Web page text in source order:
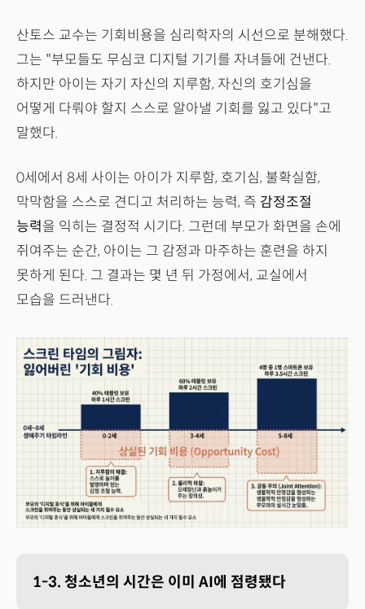
산토스 교수는 기회비용을 심리학자의 시선으로 분해했다.
그는 "부모들도 무심코 디지털 기기를 자녀들에 건낸다.
하지만 아이는 자기 자신의 지루함, 자신의 호기심을
어떻게 다뤄야 할지 스스로 알아낼 기회를 잃고 있다"고
말했다.
0세에서 8세 사이는 아이가 지루함, 호기심, 불확실함,
막막함을 스스로 견디고 처리하는 능력, 즉 감정조절
능력을 익히는 결정적 시기다. 그런데 부모가 화면을 손에
쥐여주는 순간, 아이는 그 감정과 마주하는 훈련을 하지
못하게 된다. 그 결과는 몇 년 뒤 가정에서, 교실에서
모습을 드러낸다.
1-3. 청소년의 시간은 이미 AI에 점령됐다